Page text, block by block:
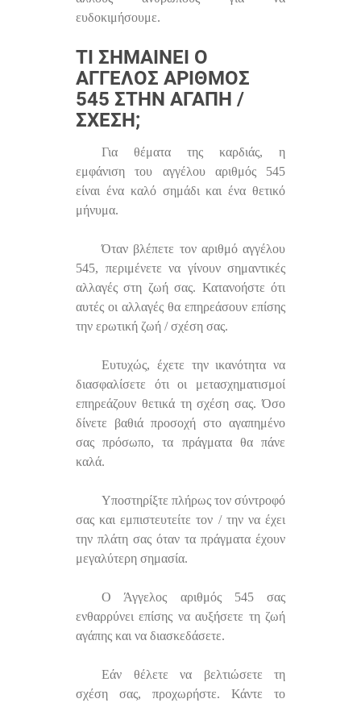
ευδοκιμήσουμε.
ΤΙ ΣΗΜΑΊΝΕΙ Ο
ΆΓΓΕΛΟΣ ΑΡΙΘΜΌΣ
545 ΣΤΗΝ ΑΓΆΠΗ /
ΣΧΈΣΗ;
Για θέματα της καρδιάς, η
εμφάνιση του αγγέλου αριθμός 545
είναι ένα καλό σημάδι και ένα θετικό
μήνυμα.
Όταν βλέπετε τον αριθμό αγγέλου
545, περιμένετε να γίνουν σημαντικές
αλλαγές στη ζωή σας. Κατανοήστε ότι
αυτές οι αλλαγές θα επηρεάσουν επίσης
την ερωτική ζωή / σχέση σας.
Ευτυχώς, έχετε την ικανότητα να
διασφαλίσετε ότι οι μετασχηματισμοί
επηρεάζουν θετικά τη σχέση σας. Όσο
δίνετε βαθιά προσοχή στο αγαπημένο
σας πρόσωπο, τα πράγματα θα πάνε
καλά.
Υποστηρίξτε πλήρως τον σύντροφό
σας και εμπιστευτείτε τον / την να έχει
την πλάτη σας όταν τα πράγματα έχουν
μεγαλύτερη σημασία.
Ο Άγγελος αριθμός 545 σας
ενθαρρύνει επίσης να αυξήσετε τη ζωή
αγάπης και να διασκεδάσετε.
Εάν θέλετε να βελτιώσετε τη
σχέση σας, προχωρήστε. Κάντε το